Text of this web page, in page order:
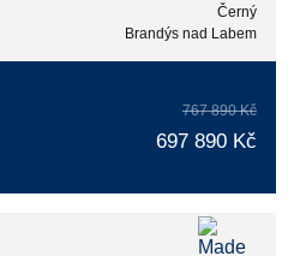
Černý
Brandýs nad Labem
767 890 Kč
697 890 Kč